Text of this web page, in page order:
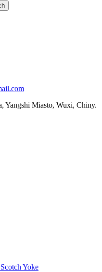
Yangshi Miasto, Wuxi, Chiny.
Yoke